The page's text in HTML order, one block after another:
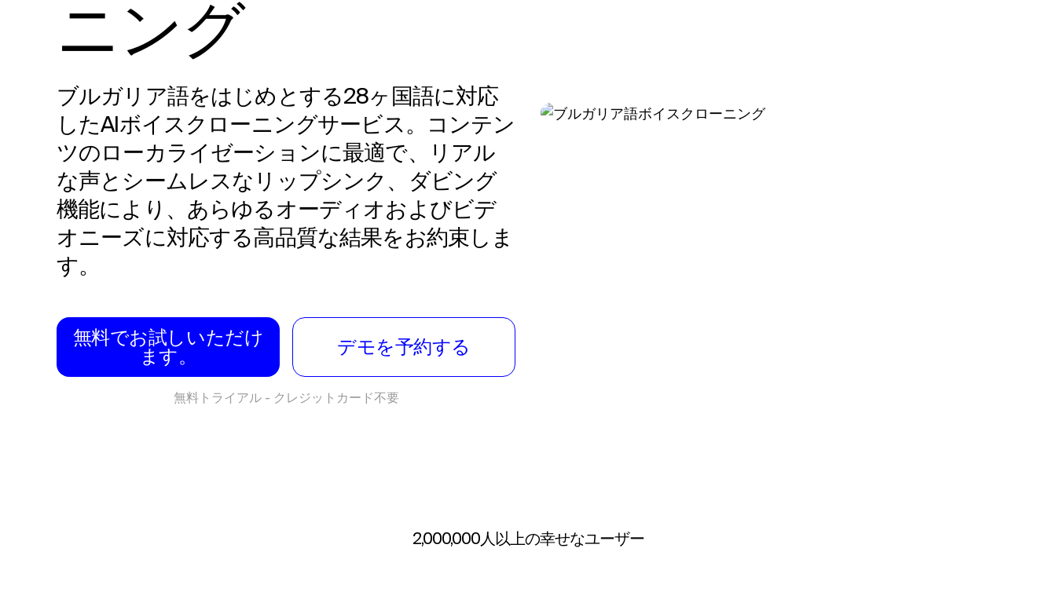
ニング
ブルガリア語をはじめとする28ヶ国語に対応
したAIボイスクローニングサービス。コンテン
ツのローカライゼーションに最適で、リアル
な声とシームレスなリップシンク、ダビング
機能により、あらゆるオーディオおよびビデ
オニーズに対応する高品質な結果をお約束しま
す。
無料でお試しいただけ
ます。
デモを予約する
無料トライアル - クレジットカード不要
2,000,000人以上の幸せなユーザー